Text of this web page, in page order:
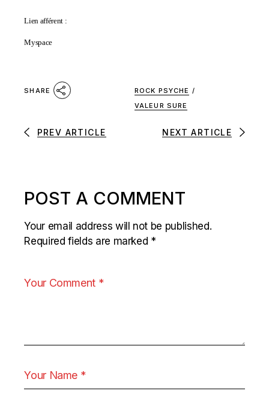
Lien afférent :
Myspace
SHARE ROCK PSYCHE /
VALEUR SURE
PREV ARTICLE NEXT ARTICLE
POST A COMMENT
Your email address will not be published.
Required fields are marked *